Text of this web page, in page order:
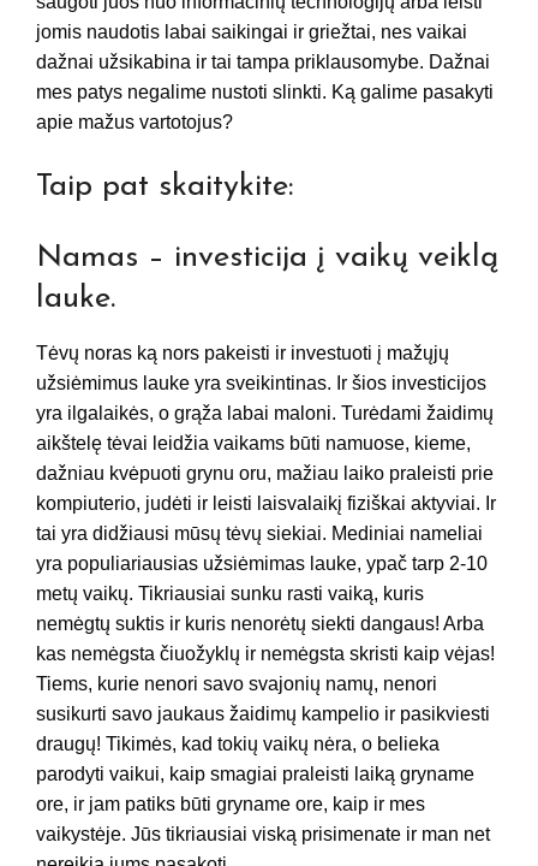
jomis naudotis labai saikingai ir griežtai, nes vaikai
dažnai užsikabina ir tai tampa priklausomybe. Dažnai
mes patys negalime nustoti slinkti. Ką galime pasakyti
apie mažus vartotojus?
Taip pat skaitykite:
Namas – investicija į vaikų veiklą
lauke.
Tėvų noras ką nors pakeisti ir investuoti į mažųjų
užsiėmimus lauke yra sveikintinas. Ir šios investicijos
yra ilgalaikės, o grąža labai maloni. Turėdami žaidimų
aikštelę tėvai leidžia vaikams būti namuose, kieme,
dažniau kvėpuoti grynu oru, mažiau laiko praleisti prie
kompiuterio, judėti ir leisti laisvalaikį fiziškai aktyviai. Ir
tai yra didžiausi mūsų tėvų siekiai. Mediniai nameliai
yra populiariausias užsiėmimas lauke, ypač tarp 2-10
metų vaikų. Tikriausiai sunku rasti vaiką, kuris
nemėgtų suktis ir kuris nenorėtų siekti dangaus! Arba
kas nemėgsta čiuožyklų ir nemėgsta skristi kaip vėjas!
Tiems, kurie nenori savo svajonių namų, nenori
susikurti savo jaukaus žaidimų kampelio ir pasikviesti
draugų! Tikimės, kad tokių vaikų nėra, o belieka
parodyti vaikui, kaip smagiai praleisti laiką gryname
ore, ir jam patiks būti gryname ore, kaip ir mes
vaikystėje. Jūs tikriausiai viską prisimenate ir man net